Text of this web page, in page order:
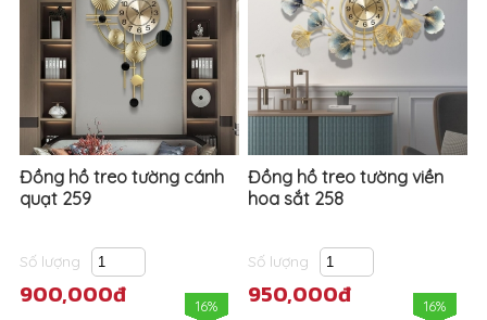
Đồng hồ treo tường cánh
quạt 259
Số lượng
900,000đ 16%
Đồng hồ treo tường viền
hoa sắt 258
Số lượng
950,000đ 16%